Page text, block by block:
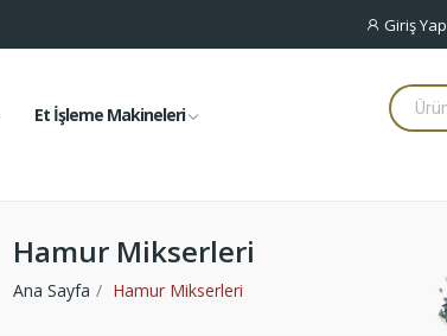
Giriş Yap
Et İşleme Makineleri
Hamur Mikserleri
Ana Sayfa Hamur Mikserleri